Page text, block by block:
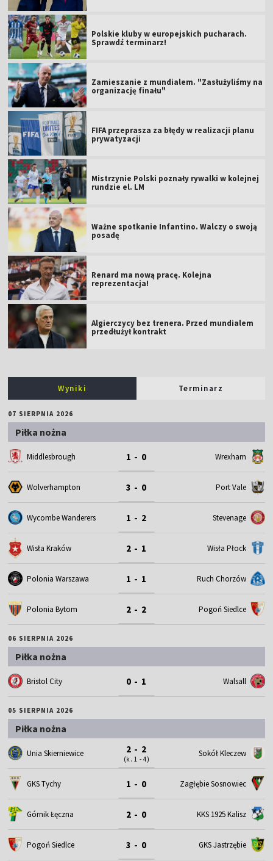
Polskie kluby w europejskich pucharach.
Sprawdź terminarz!
Zamieszanie z mundialem. "Zasłużyliśmy na
organizację finału"
FIFA przeprasza za błędy w realizacji planu
prywatyzacji
Mistrzynie Polski poznały rywalki w kolejnej
rundzie el. LM
Ważne spotkanie Infantino. Walczy o swoją
posadę
Renard ma nową pracę. Kolejna
reprezentacja!
Algierczycy bez trenera. Przed mundialem
przedłużył kontrakt
Wyniki Terminarz
07 SIERPNIA 2026
Piłka nożna
Middlesbrough 1 - 0 Wrexham
Wolverhampton 3 - 0 Port Vale
Wycombe Wanderers 1 - 2 Stevenage
Wisła Kraków 2 - 1 Wisła Płock
Polonia Warszawa 1 - 1 Ruch Chorzów
Polonia Bytom 2 - 2 Pogoń Siedlce
06 SIERPNIA 2026
Piłka nożna
Bristol City 0 - 1 Walsall
05 SIERPNIA 2026
Piłka nożna
Unia Skierniewice 2 - 2
(k. 1 - 4)
Sokół Kleczew
GKS Tychy 1 - 0 Zagłębie Sosnowiec
Górnik Łęczna 2 - 0 KKS 1925 Kalisz
Pogoń Siedlce 3 - 0 GKS Jastrzębie